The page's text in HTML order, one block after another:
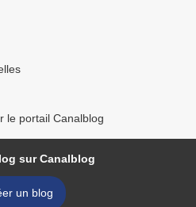
le portail Canalblog
sur Canalblog
un blog